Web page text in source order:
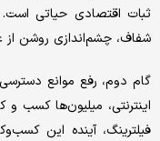
ثبات اقتصادی حیاتی است.
شفاف، چشم‌اندازی روشن از
گام دوم، رفع موانع
اینترنتی، میلیون‌ها کسب و
فیلترینگ، آینده این